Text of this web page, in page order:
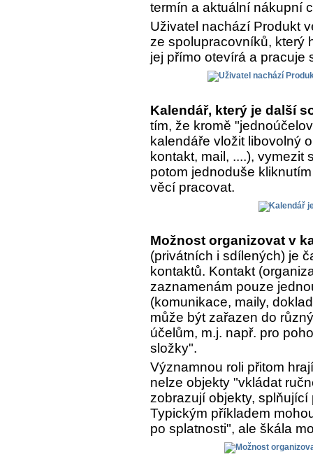
termín a aktuální nákupní
Uživatel nachází Produkt
ze spolupracovníků, který
jej přímo otevírá a pracuje
Kalendář, který je další
tím, že kromě
kalendáře vložit libovolný
kontakt, mail, ....), vymezit
potom jednoduše
věcí pracovat.
Možnost organizovat v
(privátních i sdílených) je
kontaktů. Kontakt
zaznamenám pouze
(komunikace, maily,
může být zařazen do
účelům, m.j. např. pro
složky".
Významnou roli přitom
nelze objekty "vkládat
zobrazují objekty,
Typickým příkladem
po splatnosti", ale škála